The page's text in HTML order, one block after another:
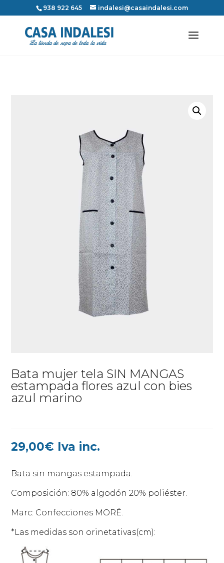
938 922 645 indalesi@casaindalesi.com
Bata mujer tela SIN MANGAS
estampada flores azul con bies
azul marino
29,00€ Iva inc.
Bata sin mangas estampada.
Composición: 80% algodón 20% poliéster.
Marc: Confecciones MORÉ.
*Las medidas son orinetativas(cm):